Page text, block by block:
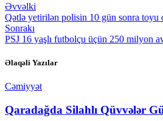
Hacklink panel
Hacklink panel
Hacklink panel
Hacklink panel
Əvvəlki
Qətlə yetirilən polisin 10 gün sonra toyu
Sonrakı
PSJ 16 yaşlı futbolçu üçün 250 milyon
Əlaqəli Yazılar
Cəmiyyət
Qaradağda Silahlı Qüvvələr